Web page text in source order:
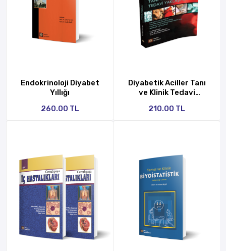
GÖNDER
Endokrinoloji Diyabet
Yıllığı
260.00 TL
Diyabetik Aciller Tanı
ve Klinik Tedavi
210.00 TL